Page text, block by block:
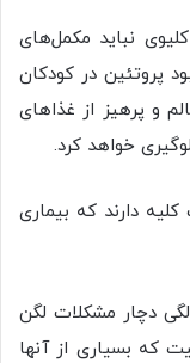
نباید مکمل‌های
پروتئین در کودکان
و پرهیز از غذاهای
خواهد کرد.
کیست کلیه دارند که بیماری
اینکه زنان ممکن است از ۴۰ سالگی دچار مشکلات لگن
که بسیاری از آنها